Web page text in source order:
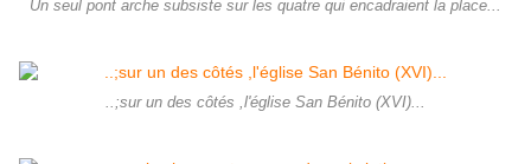
Un seul pont arche subsiste sur les quatre qui encadraient la place...
..;sur un des côtés ,l'église San Bénito (XVI)...